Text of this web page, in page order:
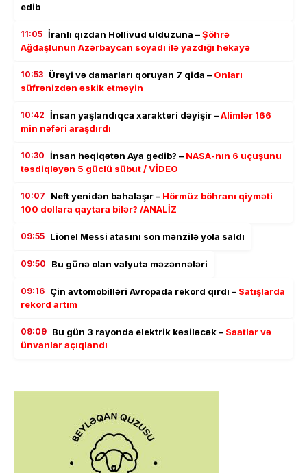
edib
11:05 İranlı qızdan Hollivud ulduzuna –Şöhrə
Ağdaşlunun Azərbaycan soyadı ilə yazdığı hekayə
10:53 Ürəyi və damarları qoruyan 7 qida – Onları
süfrənizdən əskik etməyin
10:42 İnsan yaşlandıqca xarakteri dəyişir –Alimlər 166
min nəfəri araşdırdı
10:30 İnsan həqiqətən Aya gedib? – NASA-nın 6 uçuşunu
təsdiqləyən 5 güclü sübut / VİDEO
10:07 Neft yenidən bahalaşır – Hörmüz böhranı qiyməti
100 dollara qaytara bilər? /ANALİZ
09:55 Lionel Messi atasını son mənzilə yola saldı
09:50 Bu günə olan valyuta məzənnələri
09:16 Çin avtomobilləri Avropada rekord qırdı – Satışlarda
rekord artım
09:09 Bu gün 3 rayonda elektrik kəsiləcək – Saatlar və
ünvanlar açıqlandı